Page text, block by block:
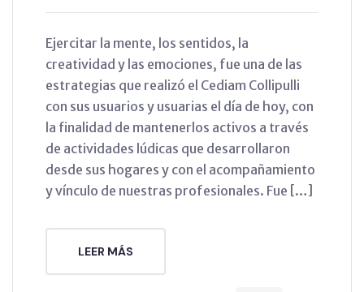
Ejercitar la mente, los sentidos, la
creatividad y las emociones, fue una de las
estrategias que realizó el Cediam Collipulli
con sus usuarios y usuarias el día de hoy, con
la finalidad de mantenerlos activos a través
de actividades lúdicas que desarrollaron
desde sus hogares y con el acompañamiento
y vínculo de nuestras profesionales. Fue […]
LEER MÁS